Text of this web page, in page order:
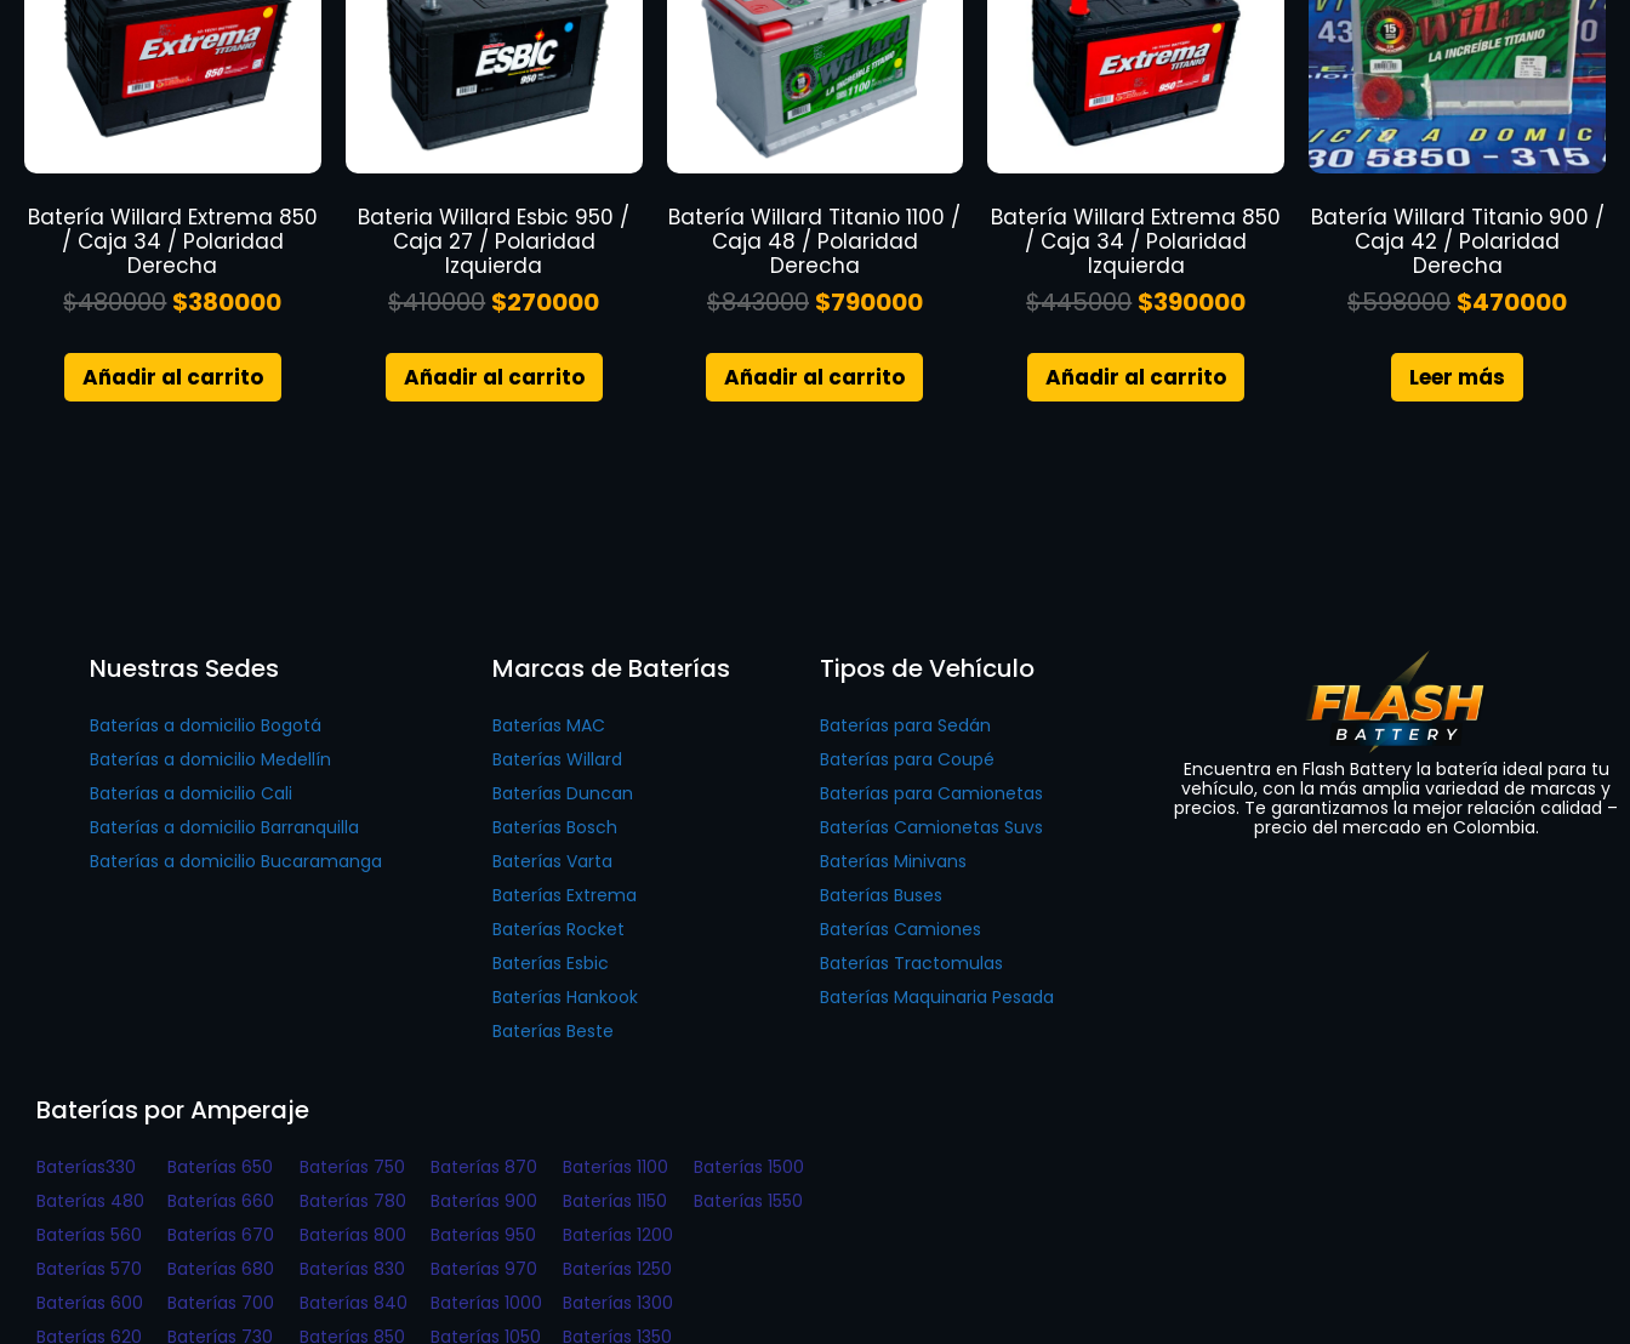
Batería Willard Extrema 850
/ Caja 34 / Polaridad
Derecha
$480000 $380000
Añadir al carrito
Bateria Willard Esbic 950 /
Caja 27 / Polaridad
Izquierda
$410000 $270000
Añadir al carrito
Batería Willard Titanio 1100 /
Caja 48 / Polaridad
Derecha
$843000 $790000
Añadir al carrito
Batería Willard Extrema 850
/ Caja 34 / Polaridad
Izquierda
$445000 $390000
Añadir al carrito
Batería Willard Titanio 900 /
Caja 42 / Polaridad
Derecha
$598000 $470000
Leer más
Nuestras Sedes
Baterías a domicilio Bogotá
Baterías a domicilio Medellín
Baterías a domicilio Cali
Baterías a domicilio Barranquilla
Baterías a domicilio Bucaramanga
Marcas de Baterías
Baterías MAC
Baterías Willard
Baterías Duncan
Baterías Bosch
Baterías Varta
Baterías Extrema
Baterías Rocket
Baterías Esbic
Baterías Hankook
Baterías Beste
Tipos de Vehículo
Baterías para Sedán
Baterías para Coupé
Baterías para Camionetas
Baterías Camionetas Suvs
Baterías Minivans
Baterías Buses
Baterías Camiones
Baterías Tractomulas
Baterías Maquinaria Pesada
Encuentra en Flash Battery la batería ideal para tu
vehículo, con la más amplia variedad de marcas y
precios. Te garantizamos la mejor relación calidad –
precio del mercado en Colombia.
Baterías por Amperaje
Baterías330
Baterías 480
Baterías 560
Baterías 570
Baterías 600
Baterías 620
Baterías 650
Baterías 660
Baterías 670
Baterías 680
Baterías 700
Baterías 730
Baterías 750
Baterías 780
Baterías 800
Baterías 830
Baterías 840
Baterías 850
Baterías 870
Baterías 900
Baterías 950
Baterías 970
Baterías 1000
Baterías 1050
Baterías 1100
Baterías 1150
Baterías 1200
Baterías 1250
Baterías 1300
Baterías 1350
Baterías 1500
Baterías 1550